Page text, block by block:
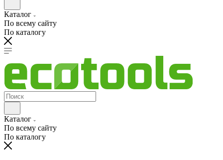
Каталог
По всему сайту
По каталогу
Каталог
По всему сайту
По каталогу